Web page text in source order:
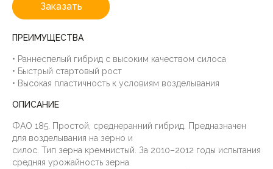
Заказать
ПРЕИМУЩЕСТВА
• Раннеспелый гибрид с высоким качеством силоса
• Быстрый стартовый рост
• Высокая пластичность к условиям возделывания
ОПИСАНИЕ
ФАО 185. Простой, среднеранний гибрид. Предназначен
для возделывания на зерно и
силос. Тип зерна кремнистый. За 2010–2012 годы испытания
средняя урожайность зерна